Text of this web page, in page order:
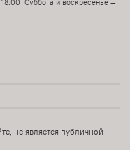
не является публичной